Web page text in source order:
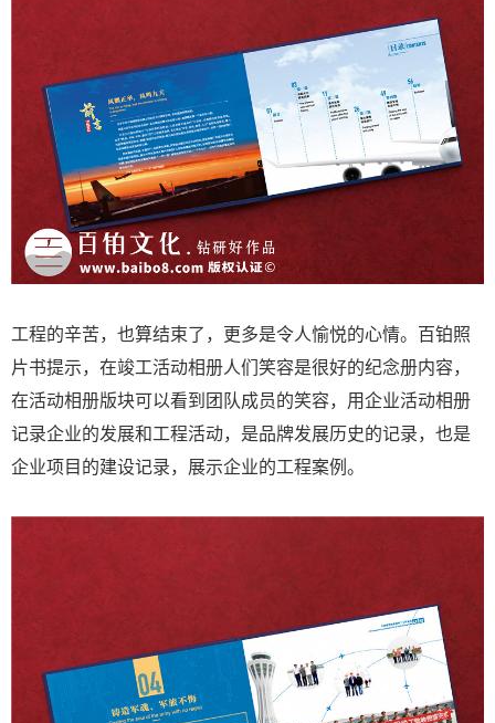
工程的辛苦，也算结束了，更多是令人愉悦的心情。百铂照
片书提示，在竣工活动相册人们笑容是很好的纪念册内容，
在活动相册版块可以看到团队成员的笑容，用企业活动相册
记录企业的发展和工程活动，是品牌发展历史的记录，也是
企业项目的建设记录，展示企业的工程案例。